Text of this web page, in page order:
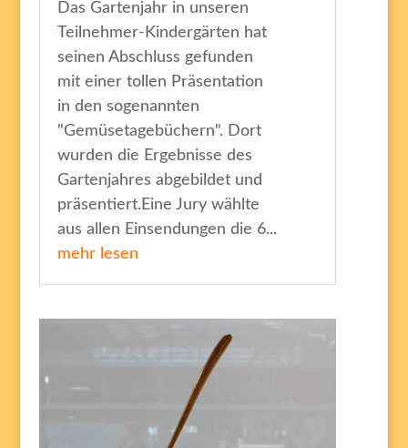
Das Gartenjahr in unseren
Teilnehmer-Kindergärten hat
seinen Abschluss gefunden
mit einer tollen Präsentation
in den sogenannten
"Gemüsetagebüchern". Dort
wurden die Ergebnisse des
Gartenjahres abgebildet und
präsentiert.Eine Jury wählte
aus allen Einsendungen die 6...
mehr lesen